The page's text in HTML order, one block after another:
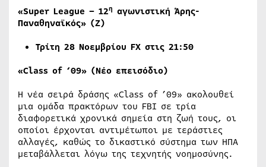
«Super League – 12η αγωνιστική Άρης-
Παναθηναϊκός» (Ζ)
Τρίτη 28 Νοεμβρίου FX στις 21:50
«Class of ‘09» (Νέο επεισόδιο)
Η νέα σειρά δράσης «Class of ’09» ακολουθεί
μια ομάδα πρακτόρων του FBI σε τρία
διαφορετικά χρονικά σημεία στη ζωή τους, οι
οποίοι έρχονται αντιμέτωποι με τεράστιες
αλλαγές, καθώς το δικαστικό σύστημα των ΗΠΑ
μεταβάλλεται λόγω της τεχνητής νοημοσύνης.